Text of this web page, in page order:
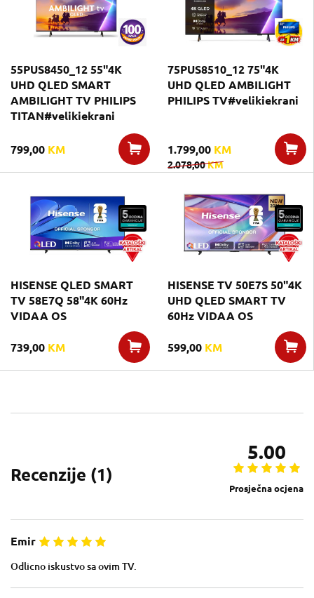
55PUS8450_12 55"4K
UHD QLED SMART
AMBILIGHT TV PHILIPS
TITAN#velikiekrani
799,00 KM
75PUS8510_12 75"4K
UHD QLED AMBILIGHT
PHILIPS TV#velikiekrani
1.799,00 KM
2.078,00KM
HISENSE QLED SMART
TV 58E7Q 58"4K 60Hz
VIDAA OS
739,00 KM
HISENSE TV 50E7S 50"4K
UHD QLED SMART TV
60Hz VIDAA OS
599,00 KM
Recenzije (1)
5.00
Prosječna ocjena
Emir
Odlicno iskustvo sa ovim TV.